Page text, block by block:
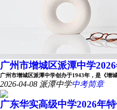
广州市增城区派潭中学
广州市增城区派潭中学创办于1943年，是《增
2026-04-08 派潭中学中考简章
广东华实高级中学2026年